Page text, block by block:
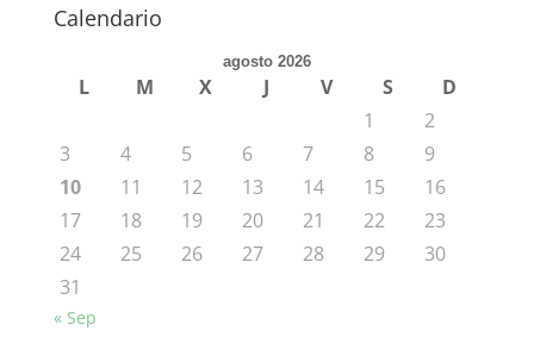
Calendario
agosto 2026
L M X J V S
D
1
2
3
4 5 6 7 8
9
10
11 12 13 14 15
16
17
18 19 20 21 22
23
24
25 26 27 28 29
30
31
« Sep